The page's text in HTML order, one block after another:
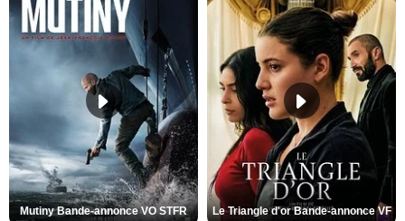
Mutiny Bande-annonce VO STFR Le Triangle d'or Bande-annonce VF